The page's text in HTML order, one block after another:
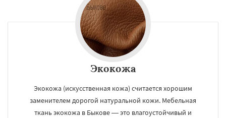
Экокожа
Экокожа (искусственная кожа) считается хорошим
заменителем дорогой натуральной кожи. Мебельная
ткань экокожа в Быкове — это влагоустойчивый и